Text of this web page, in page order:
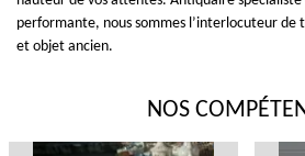
performante, nous sommes l’interlocuteur
et objet ancien.
NOS